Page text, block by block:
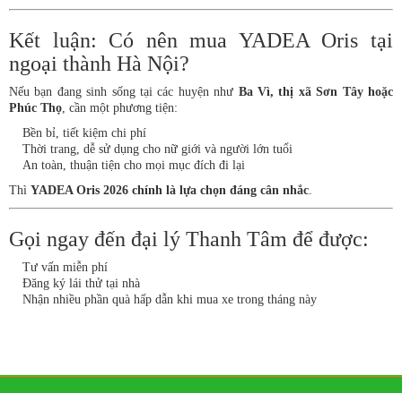
Kết luận: Có nên mua YADEA Oris tại
ngoại thành Hà Nội?
Nếu bạn đang sinh sống tại các huyện như Ba Vì, thị xã Sơn Tây hoặc
Phúc Thọ, cần một phương tiện:
Bền bỉ, tiết kiệm chi phí
Thời trang, dễ sử dụng cho nữ giới và người lớn tuổi
An toàn, thuận tiện cho mọi mục đích đi lại
Thì YADEA Oris 2026 chính là lựa chọn đáng cân nhắc.
Gọi ngay đến đại lý Thanh Tâm để được:
Tư vấn miễn phí
Đăng ký lái thử tại nhà
Nhận nhiều phần quà hấp dẫn khi mua xe trong tháng này